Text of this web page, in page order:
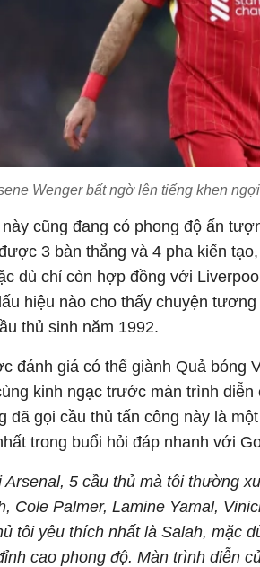
Wenger bất ngờ lên tiếng khen
cũng đang có phong độ ấn
3 bàn thắng và 4 pha kiến
dù chỉ còn hợp đồng với
hiệu nào cho thấy chuyện
thủ sinh năm 1992.
đánh giá có thể giành Quả bóng
kinh ngạc trước màn trình diễn
đã gọi cầu thủ tấn công này là
trong buổi hỏi đáp nhanh với
Arsenal, 5 cầu thủ mà tôi thường
Cole Palmer, Lamine Yamal,
tôi yêu thích nhất là Salah, mặc
cao phong độ. Màn trình diễn